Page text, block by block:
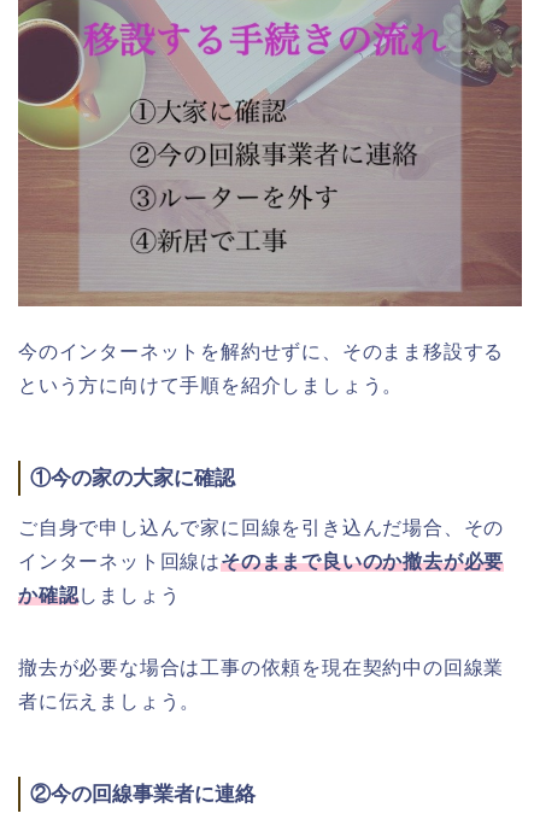
今のインターネットを解約せずに、そのまま移設する
という方に向けて手順を紹介しましょう。
①今の家の大家に確認
ご自身で申し込んで家に回線を引き込んだ場合、その
インターネット回線はそのままで良いのか撤去が必要
か確認しましょう
撤去が必要な場合は工事の依頼を現在契約中の回線業
者に伝えましょう。
②今の回線事業者に連絡